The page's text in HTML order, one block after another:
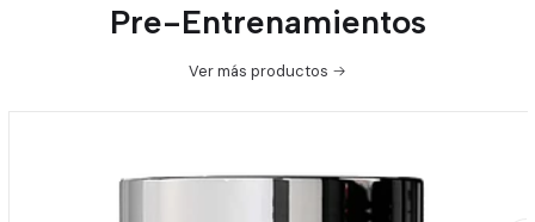
Pre-Entrenamientos
Ver más productos